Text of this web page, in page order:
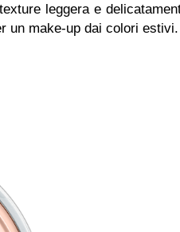
leggera e
un make-up dai colori estivi.